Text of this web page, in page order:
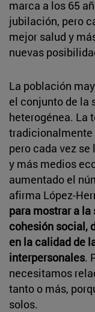
marca a los 65
jubilación, pero
mejor salud y
nuevas
La población
el conjunto de la
heterogénea. La
tradicionalmente
pero cada vez
y más medios
aumentado el
afirma López-
para mostrar a
cohesión social,
en la calidad de
interpersonales.
necesitamos
tanto o más,
solos.